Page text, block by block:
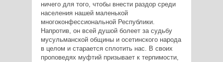
ничего для того, чтобы внести раздор среди
населения нашей маленькой
многоконфессиональной Республики.
Напротив, он всей душой болеет за судьбу
мусульманской общины и осетинского народа
в целом и старается сплотить нас. В своих
проповедях муфтий призывает к терпимости,